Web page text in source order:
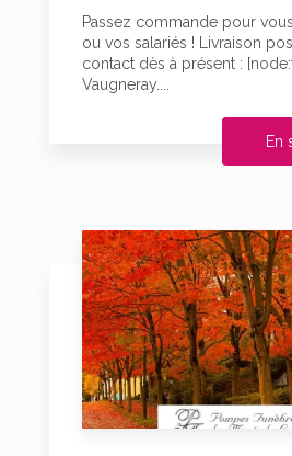
Passez commande pour
ou vos salariés ! Livraison
contact dès à présent :
Vaugneray....
En